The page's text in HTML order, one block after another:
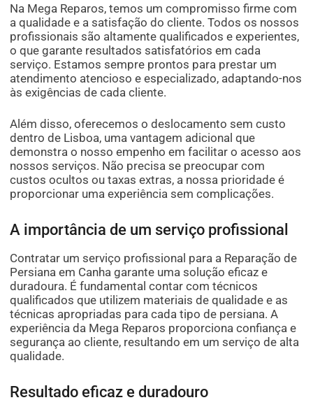
Na Mega Reparos, temos um compromisso firme com
a qualidade e a satisfação do cliente. Todos os nossos
profissionais são altamente qualificados e experientes,
o que garante resultados satisfatórios em cada
serviço. Estamos sempre prontos para prestar um
atendimento atencioso e especializado, adaptando-nos
às exigências de cada cliente.
Além disso, oferecemos o deslocamento sem custo
dentro de Lisboa, uma vantagem adicional que
demonstra o nosso empenho em facilitar o acesso aos
nossos serviços. Não precisa se preocupar com
custos ocultos ou taxas extras, a nossa prioridade é
proporcionar uma experiência sem complicações.
A importância de um serviço profissional
Contratar um serviço profissional para a Reparação de
Persiana em Canha garante uma solução eficaz e
duradoura. É fundamental contar com técnicos
qualificados que utilizem materiais de qualidade e as
técnicas apropriadas para cada tipo de persiana. A
experiência da Mega Reparos proporciona confiança e
segurança ao cliente, resultando em um serviço de alta
qualidade.
Resultado eficaz e duradouro